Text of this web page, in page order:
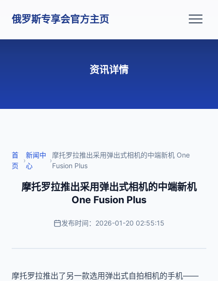
俄罗斯专享会官方主页
资讯详情
首
页
›
新闻中
心
›
摩托罗拉推出采用弹出式相机的中端新机 One
Fusion Plus
摩托罗拉推出采用弹出式相机的中端新机
One Fusion Plus
发布时间：2026-01-20 02:55:15
摩托罗拉推出了另一款选用弹出式自拍相机的手机——